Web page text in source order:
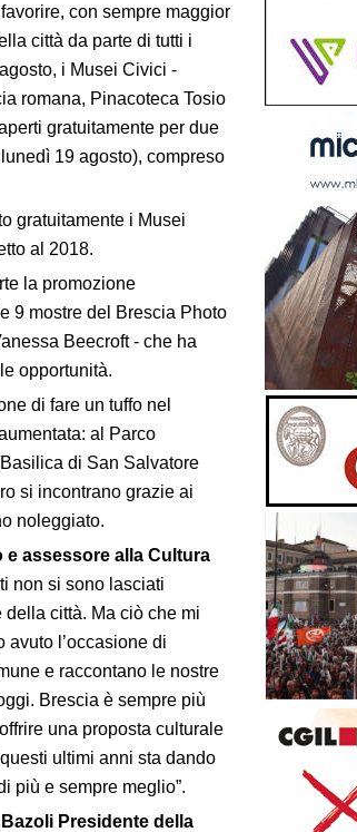
con sempre maggior
città da parte di tutti i
i Musei Civici -
romana, Pinacoteca Tosio
gratuitamente per due
19 agosto), compreso
gratuitamente i Musei
al 2018.
la promozione
9 mostre del Brescia Photo
Beecroft - che ha
opportunità.
di fare un tuffo nel
al Parco
di San Salvatore
si incontrano grazie ai
noleggiato.
e assessore alla Cultura
non si sono lasciati
città. Ma ciò che mi
l’occasione di
e raccontano le nostre
Brescia è sempre più
una proposta culturale
ultimi anni sta dando
più e sempre meglio”.
Presidente della